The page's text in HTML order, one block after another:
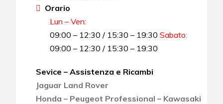
Orario
Lun – Ven:
09:00 – 12:30 / 15:30 – 19:30 Sabato:
09:00 – 12:30 / 15:30 – 19:30
Sevice – Assistenza e Ricambi
Jaguar Land Rover
Honda – Peugeot Professional – Kawasaki